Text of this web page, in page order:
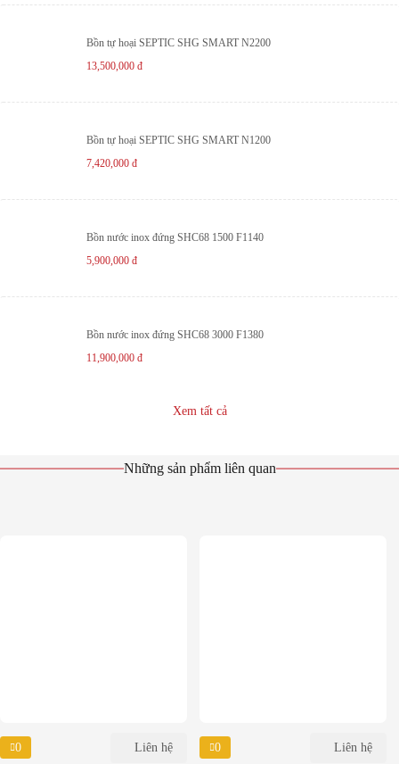
Bồn tự hoại SEPTIC SHG SMART N2200
13,500,000đ
Bồn tự hoại SEPTIC SHG SMART N1200
7,420,000đ
Bồn nước inox đứng SHC68 1500 F1140
5,900,000đ
Bồn nước inox đứng SHC68 3000 F1380
11,900,000đ
Xem tất cả
Những sản phẩm liên quan
0 Liên hệ 0 Liên hệ